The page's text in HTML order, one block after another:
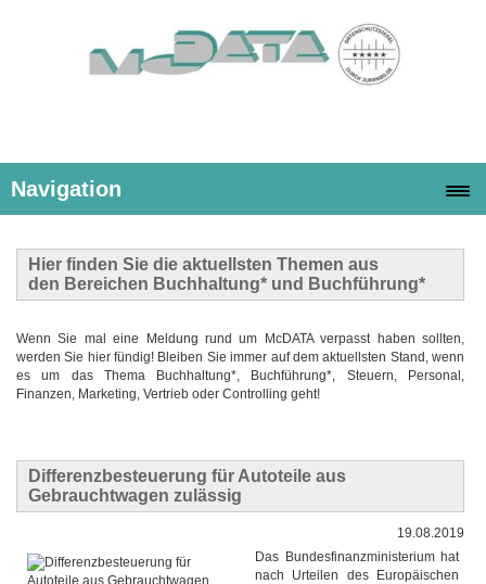
Navigation
Hier finden Sie die aktuellsten Themen aus
den Bereichen Buchhaltung* und Buchführung*
Wenn Sie mal eine Meldung rund um McDATA verpasst haben sollten,
werden Sie hier fündig! Bleiben Sie immer auf dem aktuellsten Stand, wenn
es um das Thema Buchhaltung*, Buchführung*, Steuern, Personal,
Finanzen, Marketing, Vertrieb oder Controlling geht!
Differenzbesteuerung für Autoteile aus
Gebrauchtwagen zulässig
19.08.2019
Das Bundesfinanzministerium hat
nach Urteilen des Europäischen